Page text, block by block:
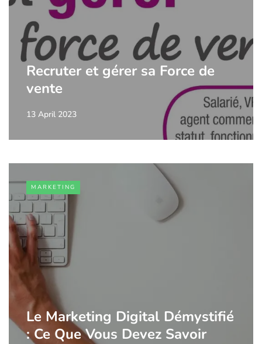
Recruter et gérer sa Force de
vente
13 April 2023
MARKETING
Le Marketing Digital Démystifié
: Ce Que Vous Devez Savoir